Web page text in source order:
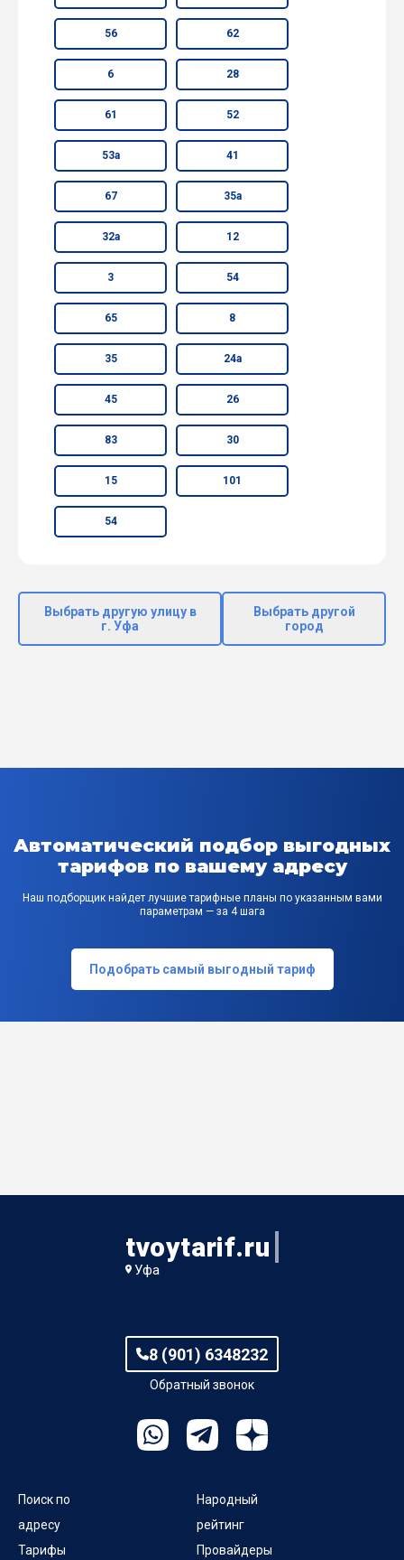
56 62
6 28
61 52
53а 41
67 35а
32а 12
3 54
65 8
35 24а
45 26
83 30
15 101
54
Выбрать другую улицу в
г. Уфа
Выбрать другой
город
Автоматический подбор выгодных
тарифов по вашему адресу
Наш подборщик найдет лучшие тарифные планы по указанным вами
параметрам — за 4 шага
Подобрать самый выгодный тариф
tvoytarif.ru
Уфа
8 (901) 6348232
Обратный звонок
Поиск по
адресу
Тарифы
Народный
рейтинг
Провайдеры